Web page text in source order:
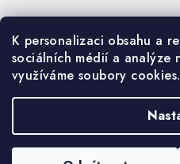
K personalizaci obsahu a
sociálních médií a analýze
využíváme soubory
VOP
GDPR
Copyright 2026Woody
vyhrazena.